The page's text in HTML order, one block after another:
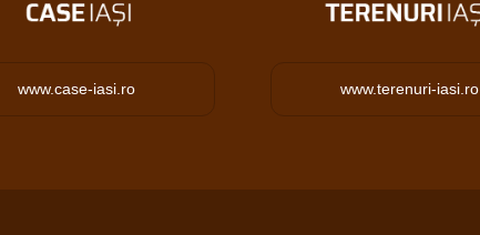
www.case-iasi.ro www.terenuri-iasi.ro